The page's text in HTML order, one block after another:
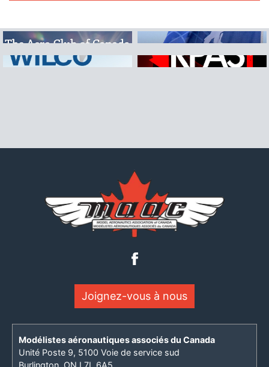
Joignez-vous à nous
Modélistes aéronautiques associés du Canada
Unité Poste 9, 5100 Voie de service sud
Burlington, ON L7L 6A5